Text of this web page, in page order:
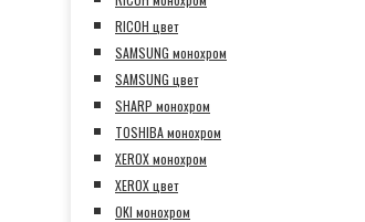
RICOH цвет
SAMSUNG монохром
SAMSUNG цвет
SHARP монохром
TOSHIBA монохром
XEROX монохром
XEROX цвет
OKI монохром